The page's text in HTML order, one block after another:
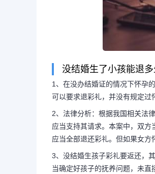
没结婚生了小孩能退
1、在没办结婚证的情况下怀孕
可以要求退彩礼，并没有规定过
2、法律分析：根据我国相关法
应当支持其请求。本案中，双
应当全部退还彩礼。但如果女方
3、没结婚生孩子彩礼要返还，
当确定好孩子的抚养问题，未直
长按图